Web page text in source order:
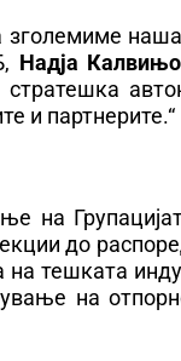
зголемиме
Надја Калвињо
стратешка
и партнерите.“
на
до
на тешката
на